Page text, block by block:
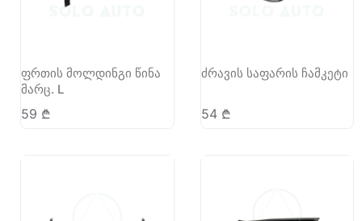
ფრთის მოლდინგი წინა
მარც. L
59 ₾
ძრავის საფარის ჩამკეტი
54 ₾